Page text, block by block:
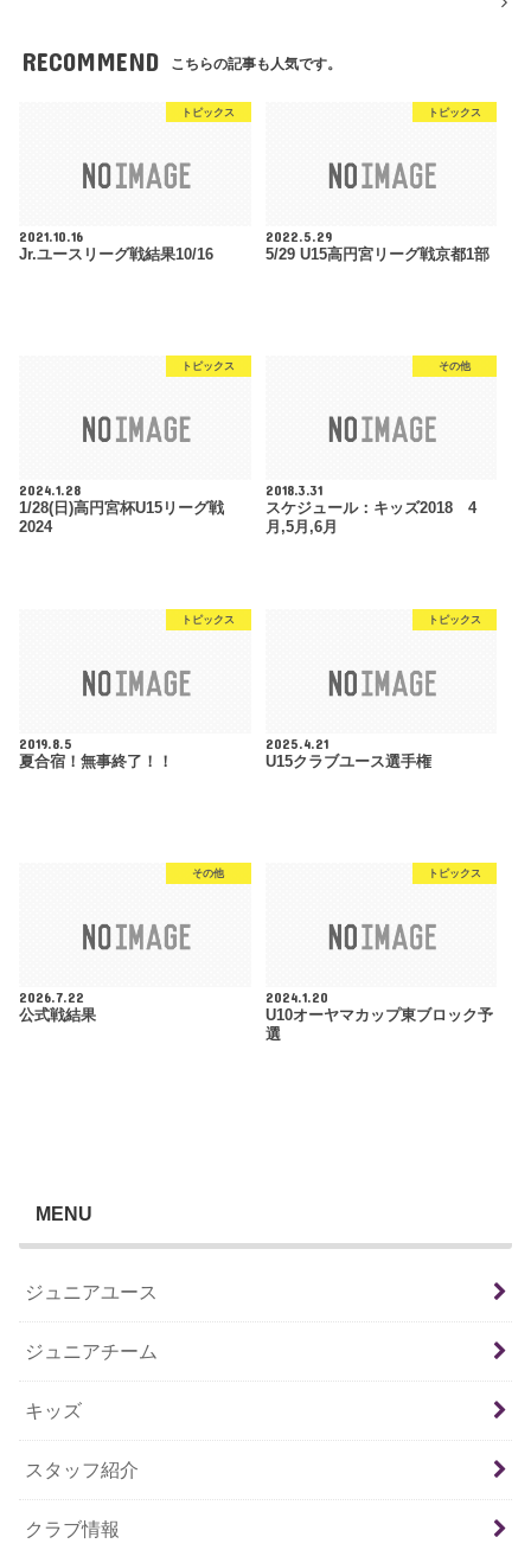
RECOMMEND こちらの記事も人気です。
トピックス
2021.10.16
Jr.ユースリーグ戦結果10/16
トピックス
2022.5.29
5/29 U15高円宮リーグ戦京都1部
トピックス
2024.1.28
1/28(日)高円宮杯U15リーグ戦
2024
その他
2018.3.31
スケジュール：キッズ2018 4
月,5月,6月
トピックス
2019.8.5
夏合宿！無事終了！！
トピックス
2025.4.21
U15クラブユース選手権
その他
2026.7.22
公式戦結果
トピックス
2024.1.20
U10オーヤマカップ東ブロック予
選
MENU
ジュニアユース
ジュニアチーム
キッズ
スタッフ紹介
クラブ情報